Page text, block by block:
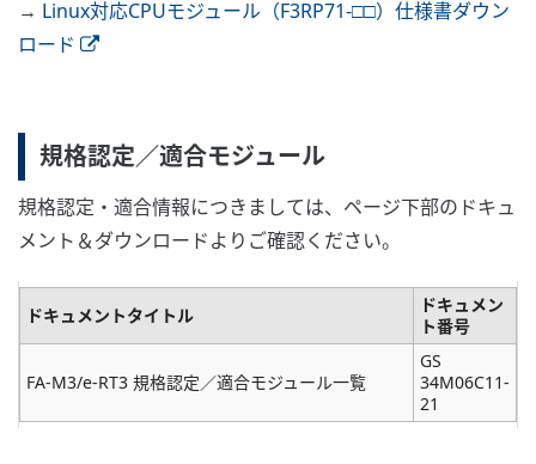
→ Linux対応CPUモジュール（F3RP71-□□）仕様書ダウン
ロード
規格認定／適合モジュール
規格認定・適合情報につきましては、ページ下部のドキュ
メント＆ダウンロードよりご確認ください。
ドキュメントタイトル
ドキュメン
ト番号
FA-M3/e-RT3 規格認定／適合モジュール一覧
GS
34M06C11-
21